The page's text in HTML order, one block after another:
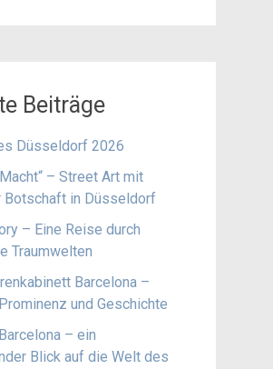
Beiträge
Düsseldorf 2026
– Street Art mit
in Düsseldorf
– Eine Reise durch
Traumwelten
Barcelona –
und Geschichte
– ein
Blick auf die Welt des